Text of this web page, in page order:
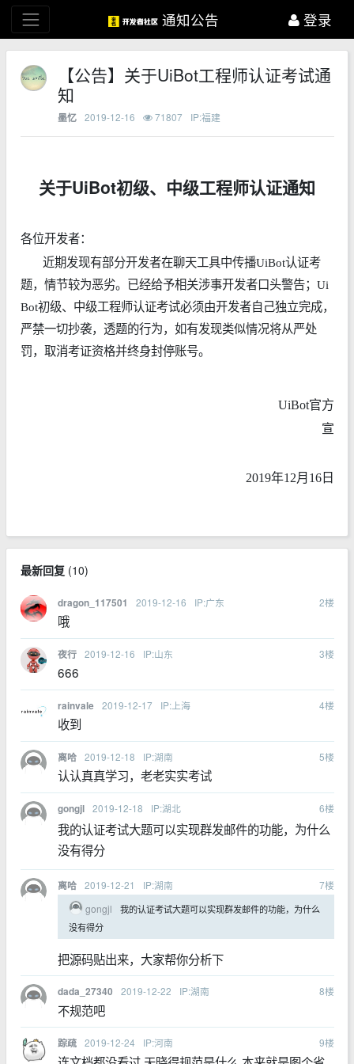
通知公告 登录
【公告】关于UiBot工程师认证考试通
知
墨忆 2019-12-16 71807 IP:福建
关于UiBot初级、中级工程师认证通知
各位开发者：
近期发现有部分开发者在聊天工具中传播UiBot认证考
题，情节较为恶劣。已经给予相关涉事开发者口头警告；Ui
Bot初级、中级工程师认证考试必须由开发者自己独立完成，
严禁一切抄袭，透题的行为，如有发现类似情况将从严处
罚，取消考证资格并终身封停账号。
UiBot官方
宣
2019年12月16日
最新回复(10)
dragon_117501 2019-12-16 IP:广东 2楼
哦
夜行 2019-12-16 IP:山东 3楼
666
rainvale 2019-12-17 IP:上海 4楼
收到
离哈 2019-12-18 IP:湖南 5楼
认认真真学习，老老实实考试
gongjl 2019-12-18 IP:湖北 6楼
我的认证考试大题可以实现群发邮件的功能，为什么
没有得分
离哈 2019-12-21 IP:湖南 7楼
gongjl
我的认证考试大题可以实现群发邮件的功能，为什么
没有得分
把源码贴出来，大家帮你分析下
dada_27340 2019-12-22 IP:湖南 8楼
不规范吧
踪疏 2019-12-24 IP:河南 9楼